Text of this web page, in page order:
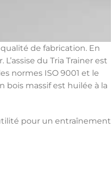
de fabrication. En
du Tria Trainer est
normes ISO 9001 et le
bois massif est huilée à la
pour un entraînement